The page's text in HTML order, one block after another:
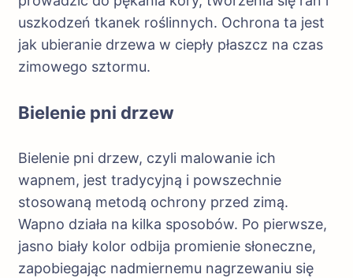
uszkodzeń tkanek roślinnych. Ochrona ta jest
jak ubieranie drzewa w ciepły płaszcz na czas
zimowego sztormu.
Bielenie pni drzew
Bielenie pni drzew, czyli malowanie ich
wapnem, jest tradycyjną i powszechnie
stosowaną metodą ochrony przed zimą.
Wapno działa na kilka sposobów. Po pierwsze,
jasno biały kolor odbija promienie słoneczne,
zapobiegając nadmiernemu nagrzewaniu się